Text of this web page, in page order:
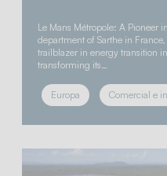
Le Mans Métropole: A Pioneer
department of Sarthe in
trailblazer in energy transition
transforming its…
Europa Comercial e